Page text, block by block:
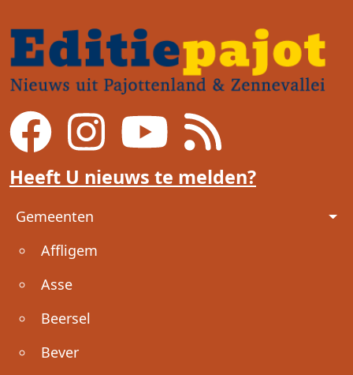
Heeft U nieuws te melden?
Voet
Gemeenten
Affligem
Asse
Beersel
Bever